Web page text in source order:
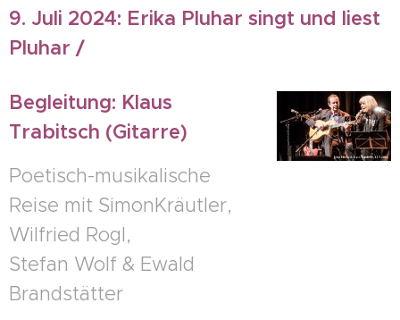
9. Juli 2024: Erika Pluhar singt und liest
Pluhar /
Begleitung: Klaus
Trabitsch (Gitarre)
Poetisch-musikalische
Reise mit SimonKräutler,
Wilfried Rogl,
Stefan Wolf & Ewald
Brandstätter